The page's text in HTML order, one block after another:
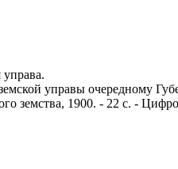
управа.
управы очередному
земства, 1900. - 22 с. -